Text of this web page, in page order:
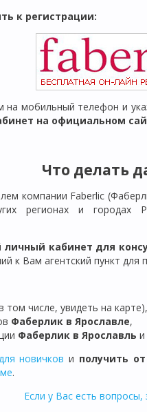
к регистрации:
на мобильный телефон и
на официальном
Что делать
компании Faberlic
регионах и городах
личный кабинет для
Вам агентский пункт для
том числе, увидеть на карте),
Фаберлик в Ярославле,
Фаберлик в Ярославль и
новичков и получить
.
Если у Вас есть вопросы,